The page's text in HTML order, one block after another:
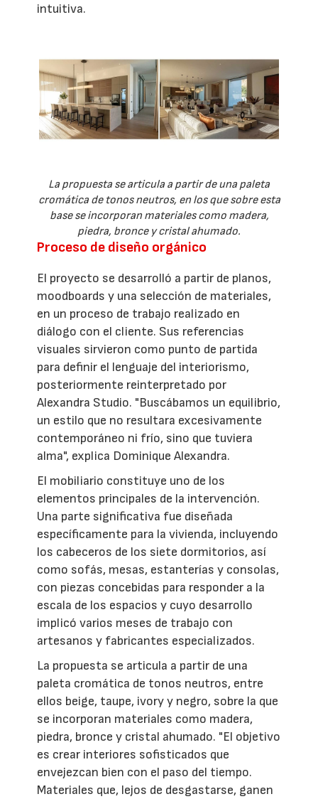
intuitiva.
La propuesta se articula a partir de una paleta
cromática de tonos neutros, en los que sobre esta
base se incorporan materiales como madera,
piedra, bronce y cristal ahumado.
Proceso de diseño orgánico
El proyecto se desarrolló a partir de planos,
moodboards y una selección de materiales,
en un proceso de trabajo realizado en
diálogo con el cliente. Sus referencias
visuales sirvieron como punto de partida
para definir el lenguaje del interiorismo,
posteriormente reinterpretado por
Alexandra Studio. "Buscábamos un equilibrio,
un estilo que no resultara excesivamente
contemporáneo ni frío, sino que tuviera
alma", explica Dominique Alexandra.
El mobiliario constituye uno de los
elementos principales de la intervención.
Una parte significativa fue diseñada
específicamente para la vivienda, incluyendo
los cabeceros de los siete dormitorios, así
como sofás, mesas, estanterías y consolas,
con piezas concebidas para responder a la
escala de los espacios y cuyo desarrollo
implicó varios meses de trabajo con
artesanos y fabricantes especializados.
La propuesta se articula a partir de una
paleta cromática de tonos neutros, entre
ellos beige, taupe, ivory y negro, sobre la que
se incorporan materiales como madera,
piedra, bronce y cristal ahumado. "El objetivo
es crear interiores sofisticados que
envejezcan bien con el paso del tiempo.
Materiales que, lejos de desgastarse, ganen